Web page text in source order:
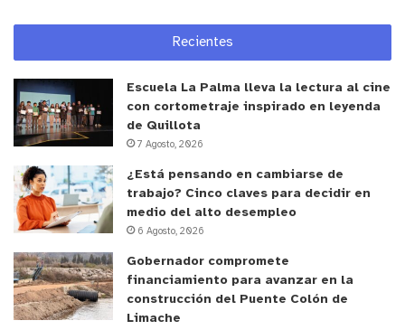
La fiscal SAC Valparaíso, Lidia Aspee, destacó la
importancia de la condena, especialmente por la
acreditación del delito de asociación criminal.
Además, la Corte de Apelaciones de Valparaíso
rechazó el recurso de nulidad presentado contra la
sentencia.
Recientes
Escuela La Palma lleva la lectura al cine
con cortometraje inspirado en leyenda
de Quillota
7 Agosto, 2026
¿Está pensando en cambiarse de
trabajo? Cinco claves para decidir en
medio del alto desempleo
6 Agosto, 2026
Gobernador compromete
financiamiento para avanzar en la
construcción del Puente Colón de
Limache